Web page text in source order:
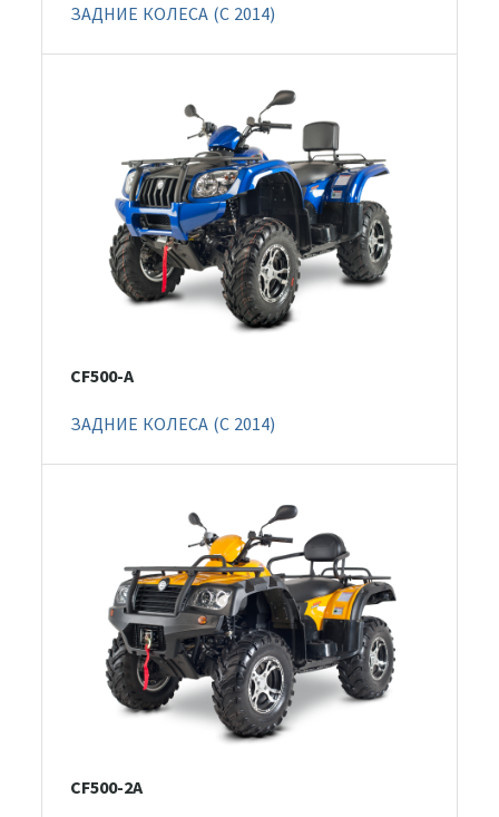
ЗАДНИЕ КОЛЕСА (C 2014)
CF500-A
ЗАДНИЕ КОЛЕСА (C 2014)
CF500-2A